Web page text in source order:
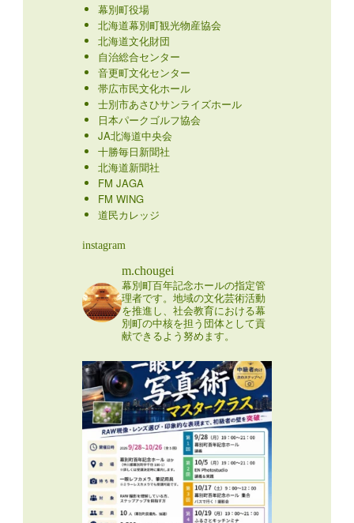
幕別町役場
北海道幕別町観光物産協会
北海道文化財団
自治総合センター
音更町文化センター
帯広市民文化ホール
士別市あさひサンライズホール
日本パークゴルフ協会
JA北海道中央会
十勝毎日新聞社
北海道新聞社
FM JAGA
FM WING
道民カレッジ
instagram
m.chougei
幕別町百年記念ホールの指定管
理者です。地域の文化芸術活動
を推進し、社会教育における幕
別町の中核を担う団体として貢
献できるよう努めます。